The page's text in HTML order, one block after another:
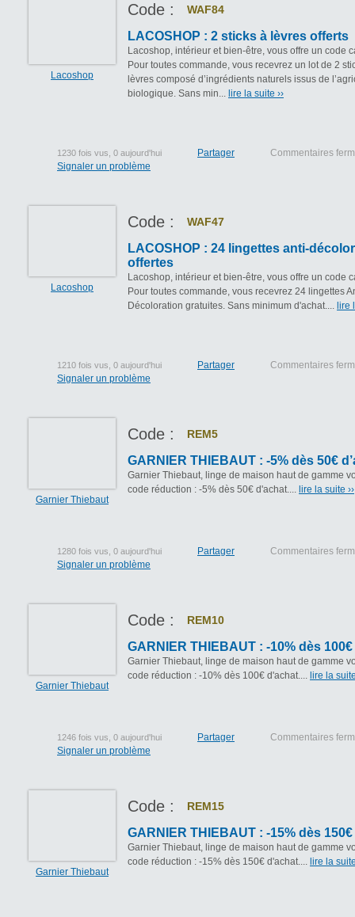
Lacoshop
Code : WAF84
LACOSHOP : 2 sticks à lèvres offerts
Lacoshop, intérieur et bien-être, vous offre un code
Pour toutes commande, vous recevrez un lot de 2
lèvres composé d’ingrédients naturels issus de
biologique. Sans min... lire la suite ››
1230 fois vus, 0 aujourd'hui Partager
Commentaires
Signaler un problème
Lacoshop
Code : WAF47
LACOSHOP : 24 lingettes anti-
offertes
Lacoshop, intérieur et bien-être, vous offre un code
Pour toutes commande, vous recevrez 24 lingettes
Décoloration gratuites. Sans minimum d'achat.... lire
1210 fois vus, 0 aujourd'hui Partager
Commentaires
Signaler un problème
Garnier Thiebaut
Code : REM5
GARNIER THIEBAUT : -5% dès 50€
Garnier Thiebaut, linge de maison haut de gamme
code réduction : -5% dès 50€ d'achat.... lire la suite ››
1280 fois vus, 0 aujourd'hui Partager
Commentaires
Signaler un problème
Garnier Thiebaut
Code : REM10
GARNIER THIEBAUT : -10% dès 100€
Garnier Thiebaut, linge de maison haut de gamme
code réduction : -10% dès 100€ d'achat.... lire la
1246 fois vus, 0 aujourd'hui Partager
Commentaires
Signaler un problème
Garnier Thiebaut
Code : REM15
GARNIER THIEBAUT : -15% dès 150€
Garnier Thiebaut, linge de maison haut de gamme
code réduction : -15% dès 150€ d'achat.... lire la